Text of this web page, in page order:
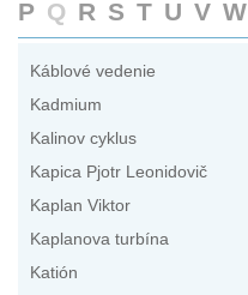
P Q R S T U V W
Káblové vedenie
Kadmium
Kalinov cyklus
Kapica Pjotr Leonidovič
Kaplan Viktor
Kaplanova turbína
Katión